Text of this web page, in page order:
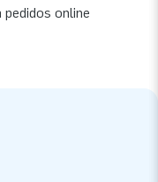
online